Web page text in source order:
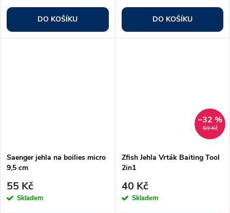
DO KOŠÍKU DO KOŠÍKU
Saenger jehla na boilies micro
9,5 cm
55 Kč
Skladem
59 Kč
–32 %
Zfish Jehla Vrták Baiting Tool
2in1
40 Kč
Skladem